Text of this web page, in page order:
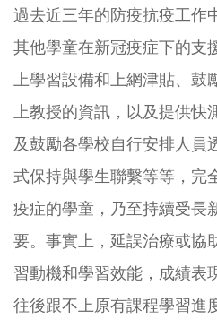
過去近三年的防疫抗疫工作
其他學童在新冠疫症下的支
上學習設備和上網津貼、鼓
上教授的資訊，以及提供快
及鼓勵各學校自行安排人員
式保持與學生聯繫等等，完
疫症的學童， 乃至持續受長
要。事實上， 延誤治療或協
習動機和學習效能， 成績表
往後跟不上原有課程學習進